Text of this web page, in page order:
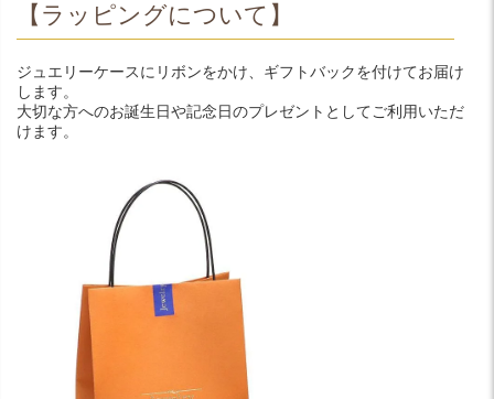
【ラッピングについて】
ジュエリーケースにリボンをかけ、ギフトバックを付けてお届け
します。
大切な方へのお誕生日や記念日のプレゼントとしてご利用いただ
けます。